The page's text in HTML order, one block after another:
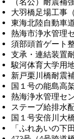
大羽橋足場工事
東海北陸自動車
熱海市浄水管理
須部頭首ゲート
支承・連結装置
駿河体育大学用
新戸栗川橋耐震
国１号の能島高
熱海浄水管理セ
ステーブ給排水
国１号安倍川大
「ふれあいの下